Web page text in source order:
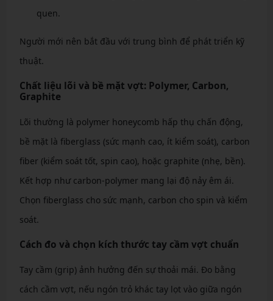
quen.
Người mới nên bắt đầu với trung bình để phát triển kỹ
thuật.
Chất liệu lõi và bề mặt vợt: Polymer, Carbon,
Graphite
Lõi thường là polymer honeycomb hấp thụ chấn động,
bề mặt là fiberglass (sức mạnh cao, ít kiểm soát), carbon
fiber (kiểm soát tốt, spin cao), hoặc graphite (nhẹ, bền).
Kết hợp như carbon-polymer mang lại độ nảy êm ái.
Chọn fiberglass cho sức mạnh, carbon cho spin và kiểm
soát.
Cách đo và chọn kích thước tay cầm vợt chuẩn
Tay cầm (grip) ảnh hưởng đến sự thoải mái. Đo bằng
cách cầm vợt, nếu ngón trỏ khác tay lọt vào giữa ngón